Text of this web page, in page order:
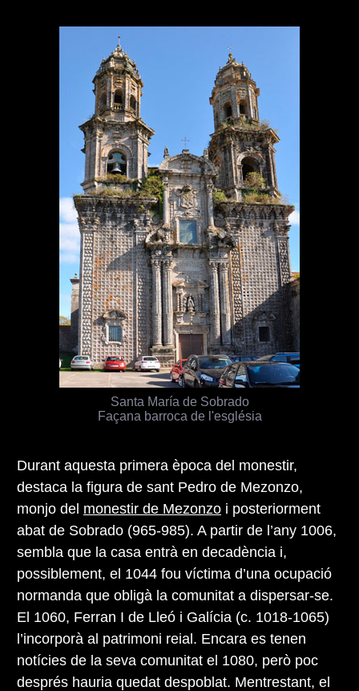
Santa María de Sobrado
Façana barroca de l'església
Durant aquesta primera època del monestir,
destaca la figura de sant Pedro de Mezonzo,
monjo del monestir de Mezonzo i posteriorment
abat de Sobrado (965-985). A partir de l’any 1006,
sembla que la casa entrà en decadència i,
possiblement, el 1044 fou víctima d’una ocupació
normanda que obligà la comunitat a dispersar-se.
El 1060, Ferran I de Lleó i Galícia (c. 1018-1065)
l’incorporà al patrimoni reial. Encara es tenen
notícies de la seva comunitat el 1080, però poc
després hauria quedat despoblat. Mentrestant, el